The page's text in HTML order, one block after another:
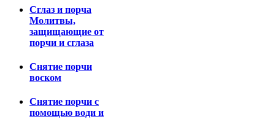
Сглаз и порча
Молитвы,
защищающие от
порчи и сглаза
Снятие порчи
воском
Снятие порчи с
помощью води и